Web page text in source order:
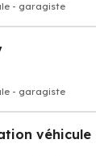
- garagiste
- garagiste